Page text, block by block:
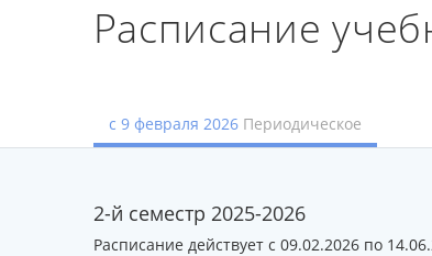
Расписание
с 9 февраля 2026 Периодическое
2-й семестр 2025-2026
Расписание действует с 09.02.2026 по